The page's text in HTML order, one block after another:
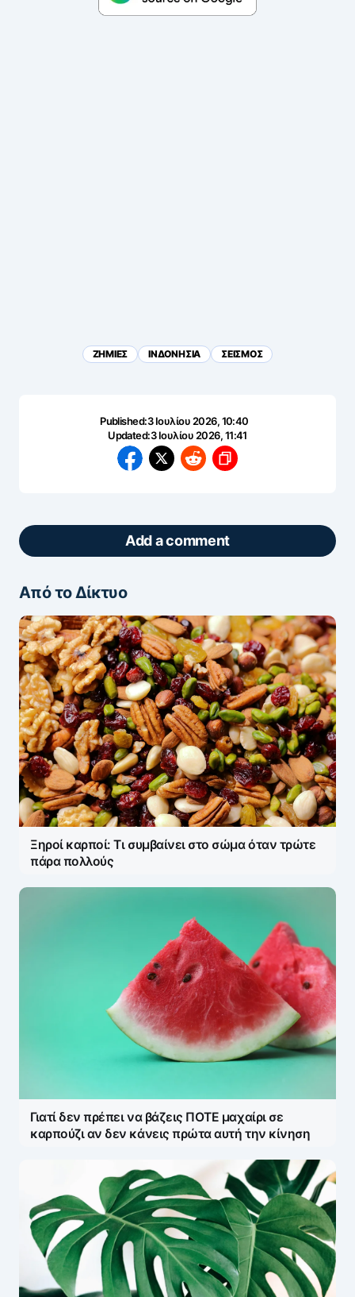
ΖΗΜΙΕΣ ΙΝΔΟΝΗΣΙΑ ΣΕΙΣΜΟΣ
Published:3 Ιουλίου 2026, 10:40
Updated:3 Ιουλίου 2026, 11:41
Add a comment
ΖΩΝΤΑΝΆ ΣΧΌΛΙΑ
Πάρτε μέρος στη συζήτηση — το σχόλιό σας
ελέγχεται άμεσα από AI (Ελληνικά & Αγγλικά).
ΠΡΟΣΤΑΣΊΑ AI
Η ηλ. διεύθυνση σας δεν δημοσιεύεται. Τα
υποχρεωτικά πεδία σημειώνονται με*
Message*
Save my name and e-mail in this browser for the
next time I comment.
Από το Δίκτυο
Ξηροί καρποί: Τι συμβαίνει στο σώμα όταν τρώτε
πάρα πολλούς
Γιατί δεν πρέπει να βάζεις ΠΟΤΕ μαχαίρι σε
καρπούζι αν δεν κάνεις πρώτα αυτή την κίνηση